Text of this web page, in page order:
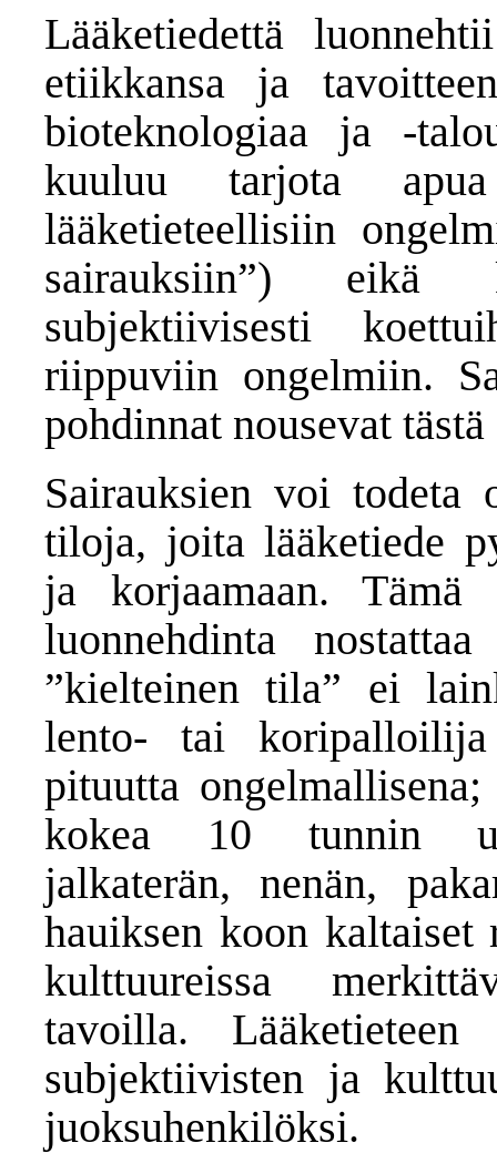
Lääketiedettä
etiikkansa ja
bioteknologiaa ja -
kuuluu tarjota
lääketieteellisiin
sairauksiin”) eikä
subjektiivisesti
riippuviin ongelmiin.
pohdinnat nousevat tästä
Sairauksien voi todeta
tiloja, joita lääketiede
ja korjaamaan. Tämä
luonnehdinta
”kielteinen tila” ei
lento- tai
pituutta
kokea 10 tunnin
jalkaterän, nenän,
hauiksen koon
kulttuureissa
tavoilla.
subjektiivisten ja
juoksuhenkilöksi.